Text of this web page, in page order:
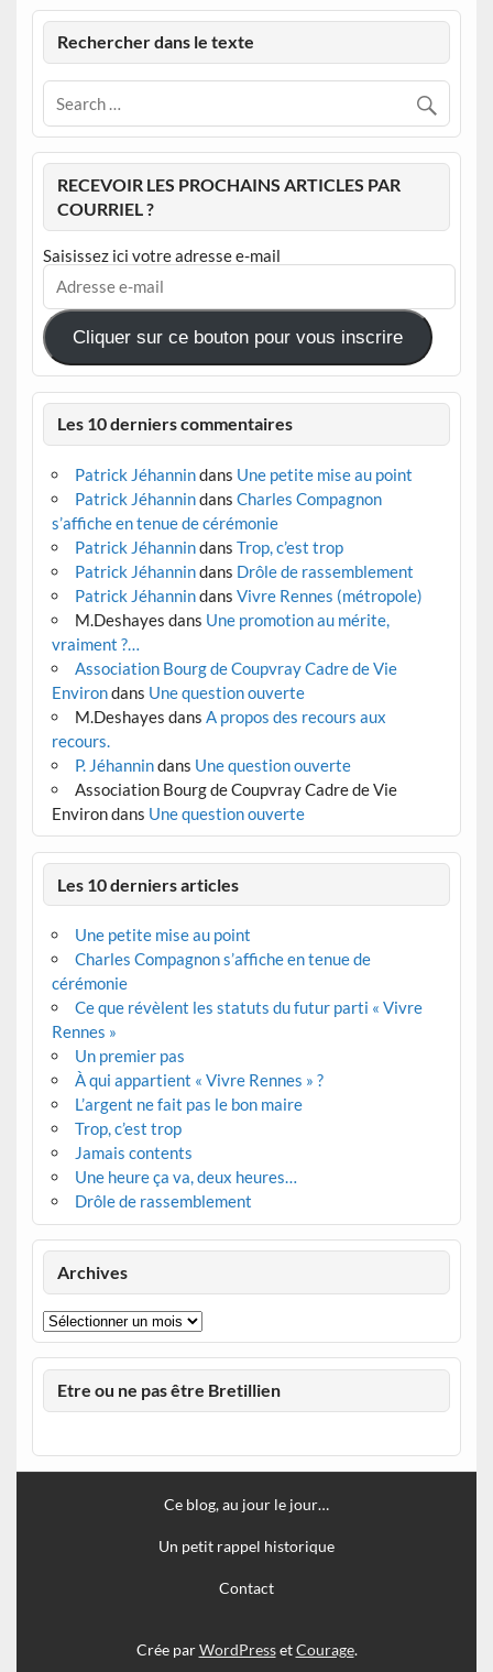
Rechercher dans le texte
RECEVOIR LES PROCHAINS ARTICLES PAR
COURRIEL ?
Saisissez ici votre adresse e-mail
Adresse
mail
Cliquer sur ce bouton pour vous inscrire
Les 10 derniers commentaires
Patrick Jéhannindans Une petite mise au point
Patrick Jéhannindans Charles Compagnon
s’affiche en tenue de cérémonie
Patrick Jéhannindans Trop, c’est trop
Patrick Jéhannindans Drôle de rassemblement
Patrick Jéhannindans Vivre Rennes (métropole)
M.Deshayes dans Une promotion au mérite,
vraiment ?…
Association Bourg de Coupvray Cadre de Vie
Environdans Une question ouverte
M.Deshayes dans A propos des recours aux
recours.
P. Jéhannindans Une question ouverte
Association Bourg de Coupvray Cadre de Vie
Environdans Une question ouverte
Les 10 derniers articles
Une petite mise au point
Charles Compagnon s’affiche en tenue de
cérémonie
Ce que révèlent les statuts du futur parti « Vivre
Rennes »
Un premier pas
À qui appartient « Vivre Rennes » ?
L’argent ne fait pas le bon maire
Trop, c’est trop
Jamais contents
Une heure ça va, deux heures…
Drôle de rassemblement
Archives
Archives
Etre ou ne pas être Bretillien
Ce blog, au jour le jour…
Un petit rappel historique
Contact
Crée parWordPressetCourage.